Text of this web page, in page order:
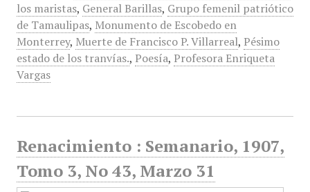
los maristas, General Barillas, Grupo femenil patriótico
de Tamaulipas, Monumento de Escobedo en
Monterrey, Muerte de Francisco P. Villarreal, Pésimo
estado de los tranvías., Poesía, Profesora Enriqueta
Vargas
Renacimiento : Semanario, 1907,
Tomo 3, No 43, Marzo 31